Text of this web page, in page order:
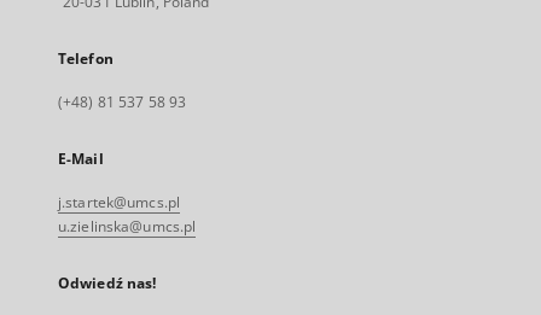
Telefon
(+48) 81 537 58 93
E-Mail
j.startek@umcs.pl
u.zielinska@umcs.pl
Odwiedź nas!